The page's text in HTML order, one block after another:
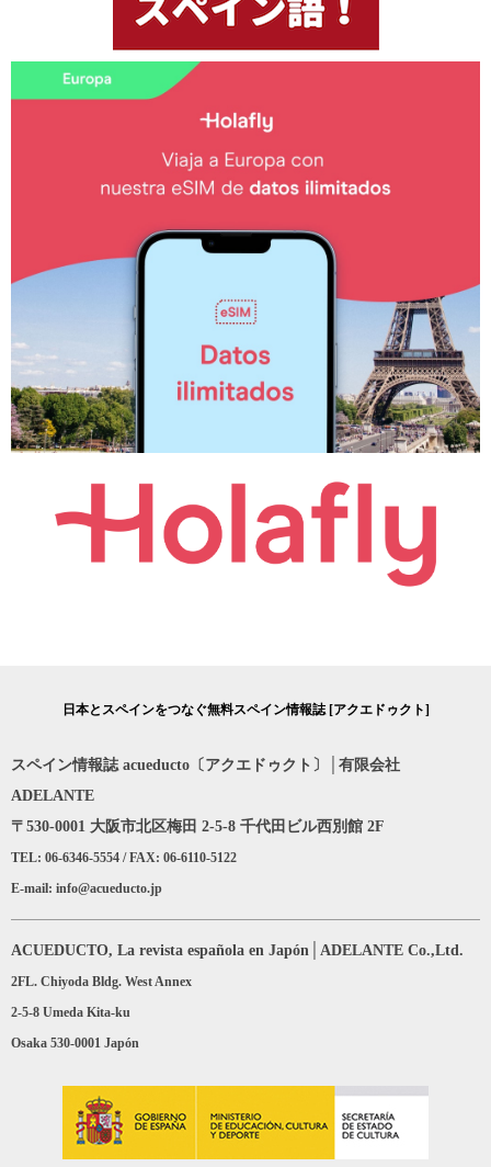
日本とスペインをつなぐ無料スペイン情報誌 [アクエドゥクト]
スペイン情報誌 acueducto〔アクエドゥクト〕│有限会社
ADELANTE
〒530-0001 大阪市北区梅田 2-5-8 千代田ビル西別館 2F
TEL: 06-6346-5554 / FAX: 06-6110-5122
E-mail: info@acueducto.jp
ACUEDUCTO, La revista española en Japón│ADELANTE Co.,Ltd.
2FL. Chiyoda Bldg. West Annex
2-5-8 Umeda Kita-ku
Osaka 530-0001 Japón